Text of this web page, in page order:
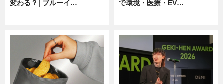
変わる？│ブルーイ… で環境・医療・EV…